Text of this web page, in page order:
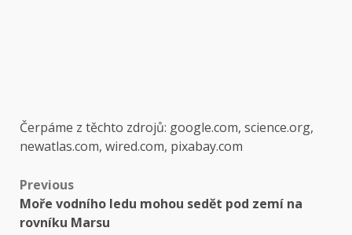
Čerpáme z těchto zdrojů: google.com, science.org,
newatlas.com, wired.com, pixabay.com
Post
navigation
Previous
Moře vodního ledu mohou sedět pod zemí na
rovníku Marsu